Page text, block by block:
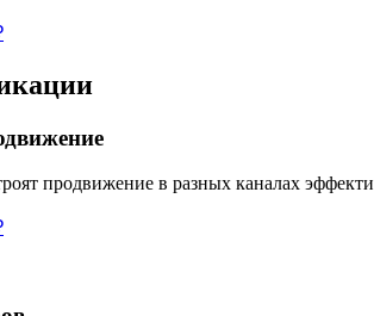
продвижение в разных каналах